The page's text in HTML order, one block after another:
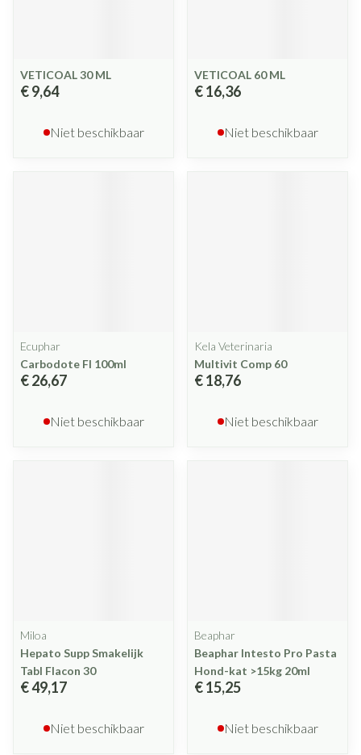
VETICOAL 30 ML
€ 9,64
Niet beschikbaar
VETICOAL 60 ML
€ 16,36
Niet beschikbaar
Ecuphar
Carbodote Fl 100ml
€ 26,67
Niet beschikbaar
Kela Veterinaria
Multivit Comp 60
€ 18,76
Niet beschikbaar
Miloa
Hepato Supp Smakelijk
Tabl Flacon 30
€ 49,17
Niet beschikbaar
Beaphar
Beaphar Intesto Pro Pasta
Hond-kat >15kg 20ml
€ 15,25
Niet beschikbaar